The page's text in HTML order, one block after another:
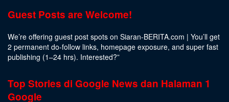
Guest Posts are Welcome!
We’re offering guest post spots on Siaran-BERITA.com | You’ll get
2 permanent do-follow links, homepage exposure, and super fast
publishing (1–24 hrs). Interested?”
Top Stories di Google News dan Halaman 1
Google